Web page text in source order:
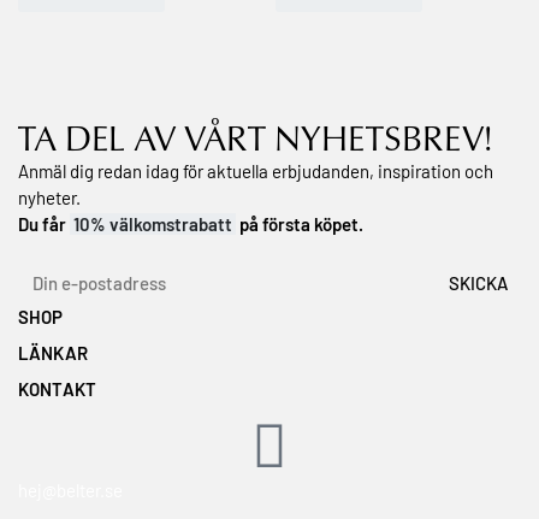
TA DEL AV VÅRT NYHETSBREV!
Anmäl dig redan idag för aktuella erbjudanden, inspiration och
nyheter.
Du får 10% välkomstrabatt på första köpet.
SHOP
Topplistan
Min önskelista
LÄNKAR
Våra hudvårdsserier
KONTAKT